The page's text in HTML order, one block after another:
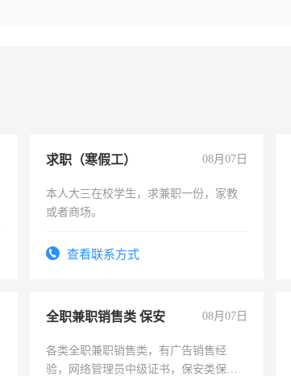
求职（寒假工） 08月07日
本人大三在校学生，求兼职一份，家教
或者商场。
查看联系方式
全职兼职销售类 保安 08月07日
各类全职兼职销售类，有广告销售经
验，网络管理员中级证书，保安类保安